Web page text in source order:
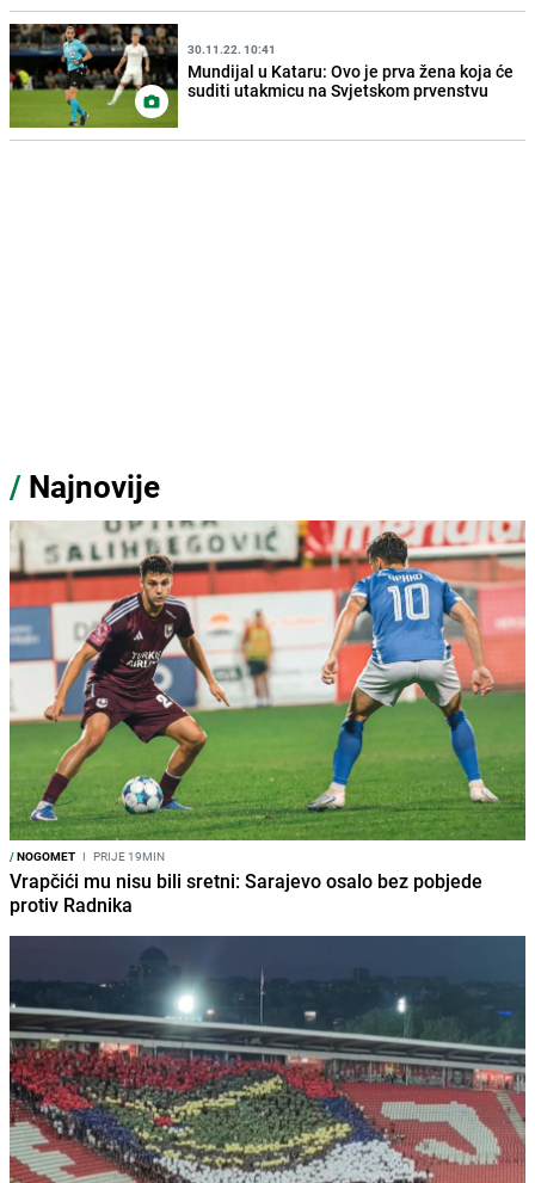
30.11.22. 10:41
Mundijal u Kataru: Ovo je prva žena koja će
suditi utakmicu na Svjetskom prvenstvu
/ Najnovije
/NOGOMET I PRIJE 19MIN
Vrapčići mu nisu bili sretni: Sarajevo osalo bez pobjede
protiv Radnika